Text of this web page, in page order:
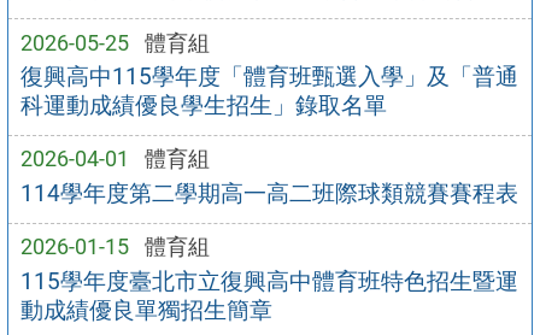
2026-05-25 體育組
復興高中115學年度「體育班甄選入學」及「普通
科運動成績優良學生招生」錄取名單
2026-04-01 體育組
114學年度第二學期高一高二班際球類競賽賽程表
2026-01-15 體育組
115學年度臺北市立復興高中體育班特色招生暨運
動成績優良單獨招生簡章